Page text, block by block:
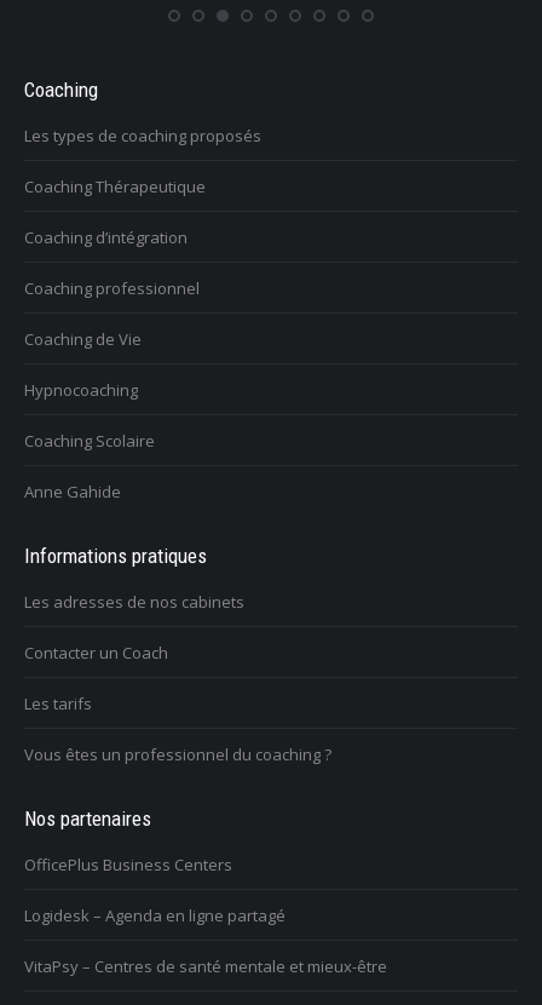
Coaching
Les types de coaching proposés
Coaching Thérapeutique
Coaching d’intégration
Coaching professionnel
Coaching de Vie
Hypnocoaching
Coaching Scolaire
Anne Gahide
Informations pratiques
Les adresses de nos cabinets
Contacter un Coach
Les tarifs
Vous êtes un professionnel du coaching ?
Nos partenaires
OfficePlus Business Centers
Logidesk – Agenda en ligne partagé
VitaPsy – Centres de santé mentale et mieux-être